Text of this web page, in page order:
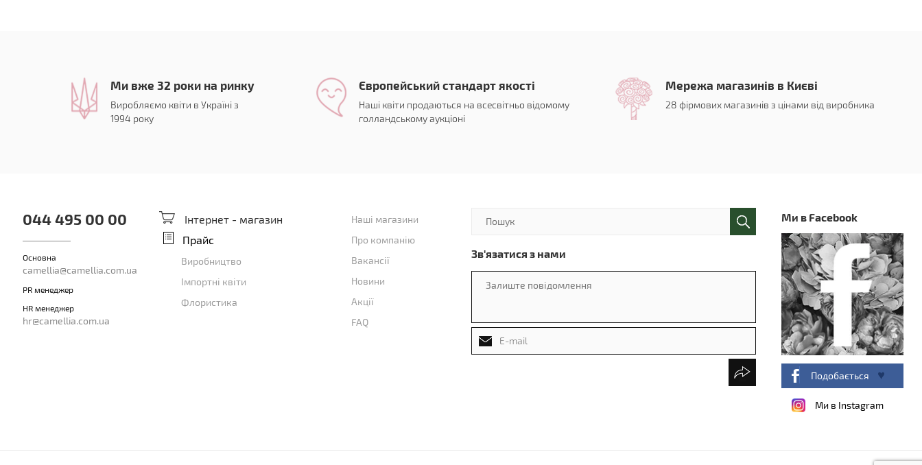
Ми вже 32 роки на ринку
Виробляємо квіти в Україні з
1994 року
Європейський стандарт якості
Наші квіти продаються на всесвітньо відомому
голландському аукціоні
Мережа магазинів в Києві
28 фірмових магазинів з цінами від виробника
044 495 00 00
Основна
camellia@camellia.com.ua
PR менеджер
HR менеджер
hr@camellia.com.ua
Інтернет - магазин
Прайс
Виробництво
Імпортні квіти
Флористика
Наші магазини
Про компанію
Вакансії
Новини
Акції
FAQ
Зв'язатися з нами
Ми в Facebook
Подобається
Ми в Instagram